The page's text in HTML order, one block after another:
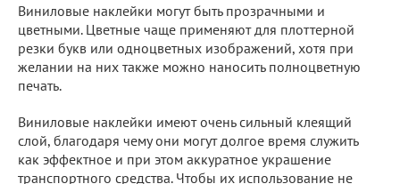
Виниловые наклейки могут быть прозрачными и
цветными. Цветные чаще применяют для плоттерной
резки букв или одноцветных изображений, хотя при
желании на них также можно наносить полноцветную
печать.
Виниловые наклейки имеют очень сильный клеящий
слой, благодаря чему они могут долгое время служить
как эффектное и при этом аккуратное украшение
транспортного средства. Чтобы их использование не